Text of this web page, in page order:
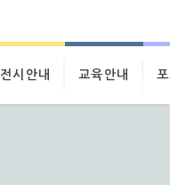
전시안내 교육안내